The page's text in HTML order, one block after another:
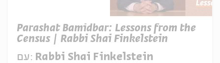
Parashat Bamidbar: Lessons from the
Census | Rabbi Shai Finkelstein
עם: Rabbi Shai Finkelstein